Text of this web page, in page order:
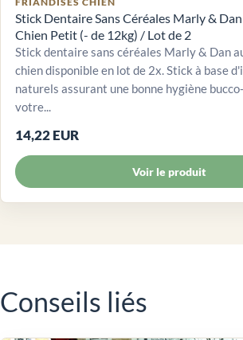
Stick Dentaire Sans Céréales Marly &
Chien Petit (- de 12kg) / Lot de 2
Stick dentaire sans céréales Marly & Dan
chien disponible en lot de 2x. Stick à base
naturels assurant une bonne hygiène
votre...
14,22 EUR
Voir le produit
Conseils liés